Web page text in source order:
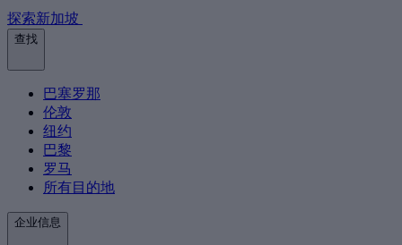
探索新加坡
查找
巴塞罗那
伦敦
纽约
巴黎
罗马
所有目的地
企业信息